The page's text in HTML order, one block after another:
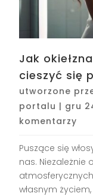
Jak
cieszyć się
utworzone
portalu | gru
komentarzy
Puszące się
nas. Niezależnie
własnym